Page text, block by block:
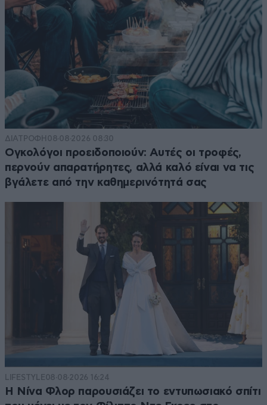
ΔΙΑΤΡΟΦΗ 08·08·2026 08:30
Ογκολόγοι προειδοποιούν: Αυτές οι τροφές,
περνούν απαρατήρητες, αλλά καλό είναι να τις
βγάλετε από την καθημερινότητά σας
LIFESTYLE08·08·2026 16:24
Η Νίνα Φλορ παρουσιάζει το εντυπωσιακό σπίτι